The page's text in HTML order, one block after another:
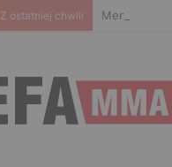
Z ostatniej chwili Menedżer